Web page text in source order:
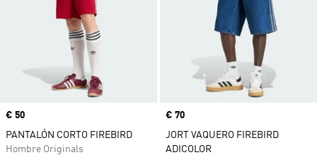
Precio
€ 50
PANTALÓN CORTO FIREBIRD
Hombre Originals
Precio
€ 70
JORT VAQUERO FIREBIRD
ADICOLOR